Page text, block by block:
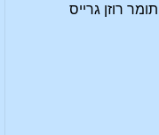
תומר רוזן גרייס